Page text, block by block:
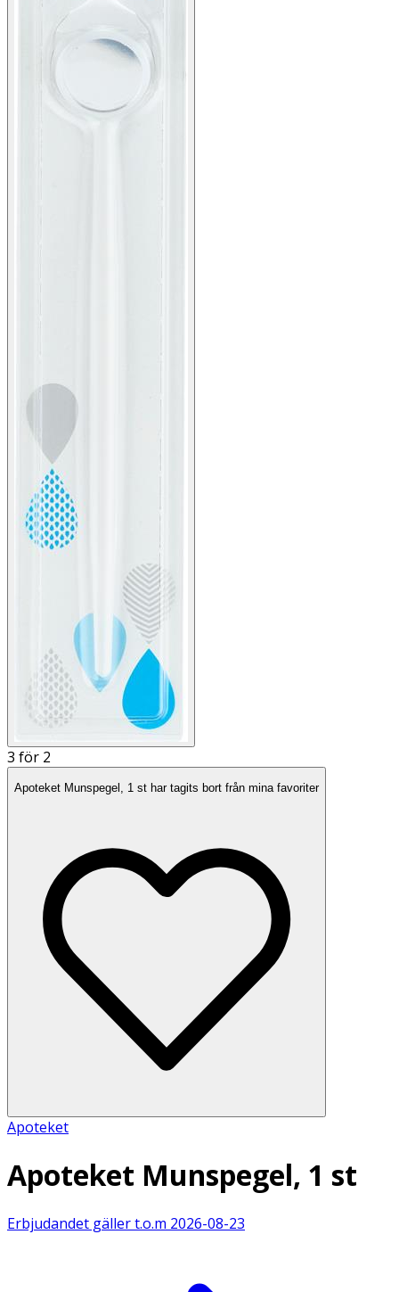
3 för 2
Apoteket Munspegel, 1 st har tagits bort från mina favoriter
Apoteket
Apoteket Munspegel, 1 st
Erbjudandet gäller t.o.m 2026-08-23